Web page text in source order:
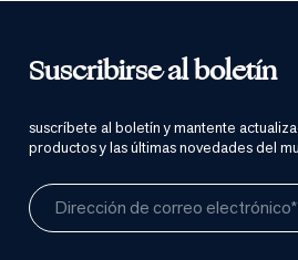
Suscribirse al boletín
suscríbete al boletín y mantente
productos y las últimas novedades del
Dirección de correo electrónico*